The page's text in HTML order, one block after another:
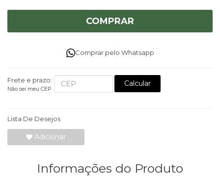
COMPRAR
Comprar pelo Whatsapp
Frete e prazo:
Não sei meu CEP
Calcular
Lista De Desejos
Adicionar
Informações do Produto